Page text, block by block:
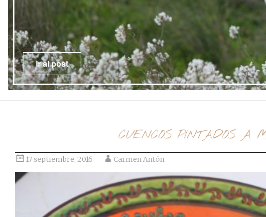
Ir al post
CUENCOS PINTADOS A
17 septiembre, 2016 Carmen Antón